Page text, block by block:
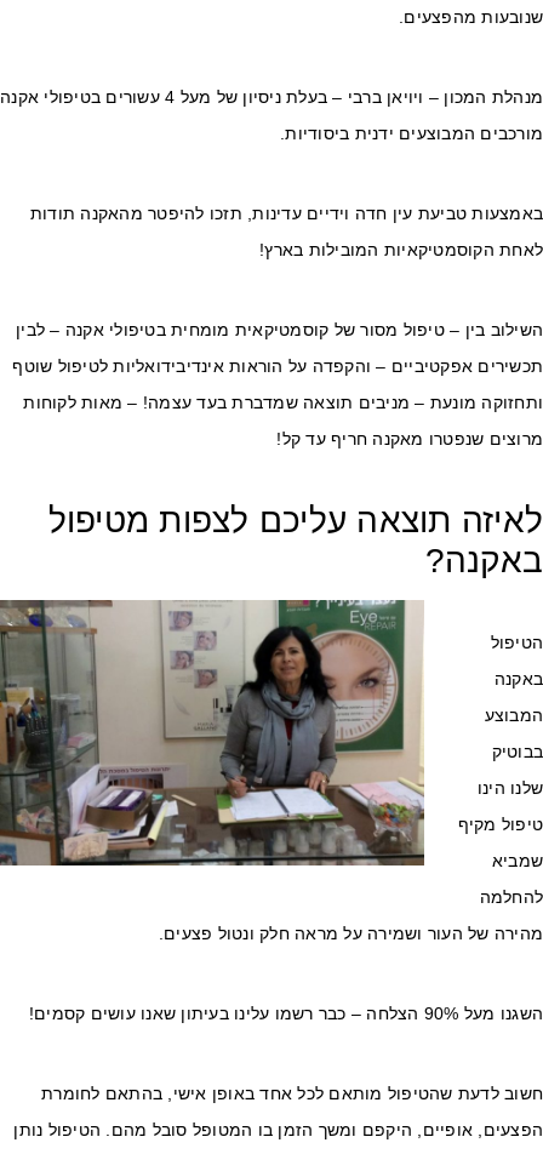
מהפצעים.
מנהלת המכון – ויויאן ברבי – בעלת ניסיון של מעל 4 עשורים בטיפולי אקנה
המבוצעים ידנית ביסודיות.
טביעת עין חדה וידיים עדינות, תזכו להיפטר מהאקנה תודות
הקוסמטיקאיות המובילות בארץ!
בין – טיפול מסור של קוסמטיקאית מומחית בטיפולי אקנה – לבין
אפקטיביים – והקפדה על הוראות אינדיבידואליות לטיפול שוטף
מונעת – מניבים תוצאה שמדברת בעד עצמה! – מאות לקוחות
שנפטרו מאקנה חריף עד קל!
תוצאה עליכם לצפות מטיפול
הינו
מקיף
של העור ושמירה על מראה חלק ונטול פצעים.
90% הצלחה – כבר רשמו עלינו בעיתון שאנו עושים קסמים!
לדעת שהטיפול מותאם לכל אחד באופן אישי, בהתאם לחומרת
אופיים, היקפם ומשך הזמן בו המטופל סובל מהם. הטיפול נותן